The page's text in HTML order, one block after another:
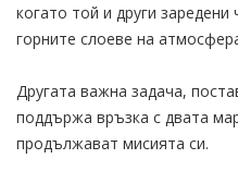
когато той и други заредени
горните слоеве на
Другата важна задача,
поддържа връзка с двата
продължават мисията си.